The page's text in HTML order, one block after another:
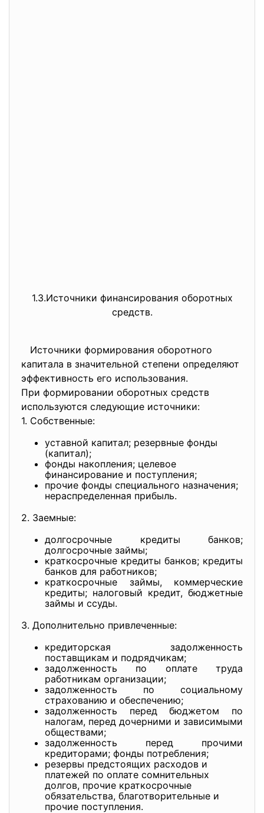
1.3.Источники финансирования оборотных
средств.
Источники формирования оборотного
капитала в значительной степени определяют
эффективность его использования.
При формировании оборотных средств
используются следующие источники:
1. Собственные:
уставной капитал; резервные фонды
(капитал);
фонды накопления; целевое
финансирование и поступления;
прочие фонды специального назначения;
нераспределенная прибыль.
2. Заемные:
долгосрочные кредиты банков;
долгосрочные займы;
краткосрочные кредиты банков; кредиты
банков для работников;
краткосрочные займы, коммерческие
кредиты; налоговый кредит, бюджетные
займы и ссуды.
3. Дополнительно привлеченные:
кредиторская задолженность
поставщикам и подрядчикам;
задолженность по оплате труда
работникам организации;
задолженность по социальному
страхованию и обеспечению;
задолженность перед бюджетом по
налогам, перед дочерними и зависимыми
обществами;
задолженность перед прочими
кредиторами; фонды потребления;
резервы предстоящих расходов и
платежей по оплате сомнительных
долгов, прочие краткосрочные
обязательства, благотворительные и
прочие поступления.